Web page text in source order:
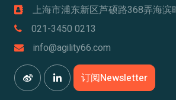
上海市浦东新区芦硕路368弄海滨
021-3450 0213
info@agility66.com
订阅Newsletter